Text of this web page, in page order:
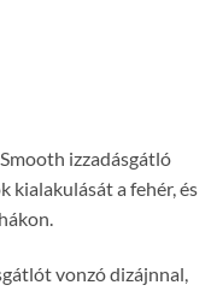
izzadásgátló
kialakulását a fehér, és
vonzó dizájnnal,